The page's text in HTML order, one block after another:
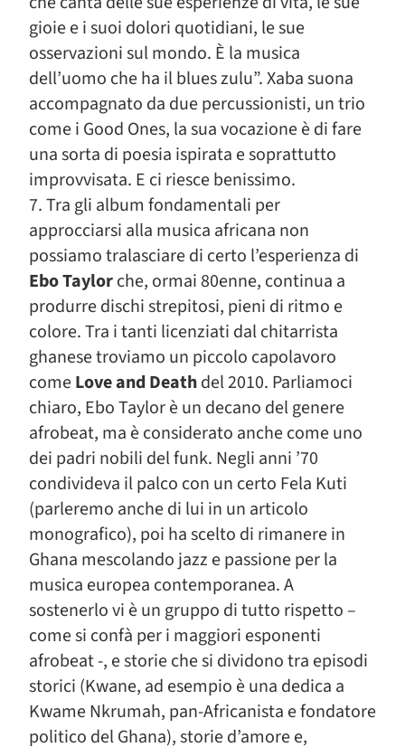
gioie e i suoi dolori quotidiani, le sue
osservazioni sul mondo. È la musica
dell’uomo che ha il blues zulu”. Xaba suona
accompagnato da due percussionisti, un trio
come i Good Ones, la sua vocazione è di fare
una sorta di poesia ispirata e soprattutto
improvvisata. E ci riesce benissimo.
7. Tra gli album fondamentali per
approcciarsi alla musica africana non
possiamo tralasciare di certo l’esperienza di
Ebo Taylorche, ormai 80enne, continua a
produrre dischi strepitosi, pieni di ritmo e
colore. Tra i tanti licenziati dal chitarrista
ghanese troviamo un piccolo capolavoro
comeLove and Deathdel 2010. Parliamoci
chiaro, Ebo Taylor è un decano del genere
afrobeat, ma è considerato anche come uno
dei padri nobili del funk. Negli anni ’70
condivideva il palco con un certo Fela Kuti
(parleremo anche di lui in un articolo
monografico), poi ha scelto di rimanere in
Ghana mescolando jazz e passione per la
musica europea contemporanea. A
sostenerlo vi è un gruppo di tutto rispetto –
come si confà per i maggiori esponenti
afrobeat -, e storie che si dividono tra episodi
storici (Kwane, ad esempio è una dedica a
Kwame Nkrumah, pan-Africanista e fondatore
politico del Ghana), storie d’amore e,